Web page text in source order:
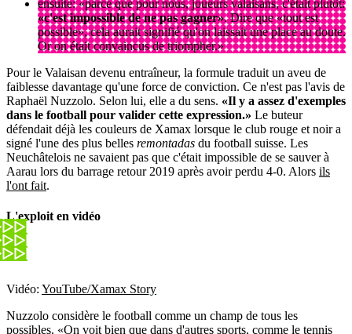
ensuite: «parce que pour nous, joueurs valaisans, c'était plutôt:
«c'est impossible de ne pas gagner». Dire que «tout est
possible», cela aurait signifié qu'on laissait une place au doute.
Or on était convaincus de triompher.»
Pour le Valaisan devenu entraîneur, la formule traduit un aveu de
faiblesse davantage qu'une force de conviction. Ce n'est pas l'avis de
Raphaël Nuzzolo. Selon lui, elle a du sens. «Il y a assez d'exemples
dans le football pour valider cette expression.» Le buteur
défendait déjà les couleurs de Xamax lorsque le club rouge et noir a
signé l'une des plus belles remontadas du football suisse. Les
Neuchâtelois ne savaient pas que c'était impossible de se sauver à
Aarau lors du barrage retour 2019 après avoir perdu 4-0. Alors ils
l'ont fait.
L'exploit en vidéo
Vidéo: YouTube/Xamax Story
Nuzzolo considère le football comme un champ de tous les
possibles. «On voit bien que dans d'autres sports, comme le tennis